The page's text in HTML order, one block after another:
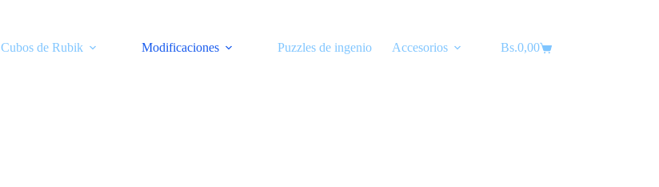
Cubos de Rubik Modificaciones Puzzles de ingenio Accesorios Lubricantes
Carro
Bs.0,00